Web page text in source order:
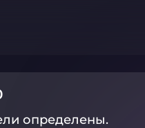
определены.